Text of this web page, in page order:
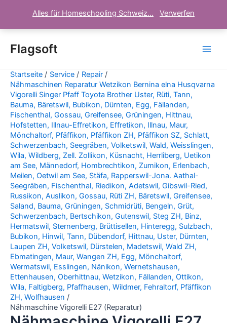
Alles für Homeschooling Schweiz... Verwerfen
Inhalt
springen
Flagsoft
Startseite Service
Repair
Nähmaschinen Reparatur Wetzikon Bernina elna Husqvarna
Vigorelli Singer Pfaff Toyota Brother Uster, Rüti, Tann,
Bauma, Bäretswil, Bubikon, Dürnten, Egg, Fällanden,
Fischenthal, Gossau, Greifensee, Grüningen, Hittnau,
Hofstetten, Illnau-Effretikon, Effretikon, Illnau, Maur,
Mönchaltorf, Pfäffikon, Pfäffikon ZH, Pfäffikon SZ, Schlatt,
Schwerzenbach, Seegräben, Volketswil, Wald, Weisslingen,
Wila, Wildberg, Zell. Zollikon, Küsnacht, Herrliberg, Uetikon
am See, Männedorf, Hombrechtikon, Zumikon, Erlenbach,
Meilen, Oetwil am See, Stäfa, Rapperswil-Jona. Aathal-
Seegräben, Fischenthal, Riedikon, Adetswil, Gibswil-Ried,
Russikon, Auslikon, Gossau, Rüti ZH, Bäretswil, Greifensee,
Saland, Bauma, Grüningen, Schmidrüti, Bengeln, Grüt,
Schwerzenbach, Bertschikon, Gutenswil, Steg ZH, Binz,
Hermatswil, Sternenberg, Brüttisellen, Hinteregg, Sulzbach,
Bubikon, Hinwil, Tann, Dübendorf, Hittnau, Uster, Dürnten,
Laupen ZH, Volketswil, Dürstelen, Madetswil, Wald ZH,
Ebmatingen, Maur, Wangen ZH, Egg, Mönchaltorf,
Wermatswil, Esslingen, Nänikon, Wernetshausen,
Ettenhausen, Oberhittnau, Wetzikon, Fällanden, Ottikon,
Wila, Faltigberg, Pfaffhausen, Wildmer, Fehraltorf, Pfäffikon
ZH, Wolfhausen
Nähmaschine Vigorelli E27 (Reparatur)